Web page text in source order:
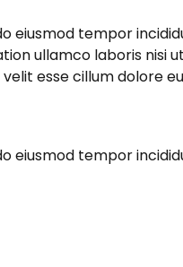
eiusmod tempor
ullamco laboris nisi
esse cillum dolore
eiusmod tempor